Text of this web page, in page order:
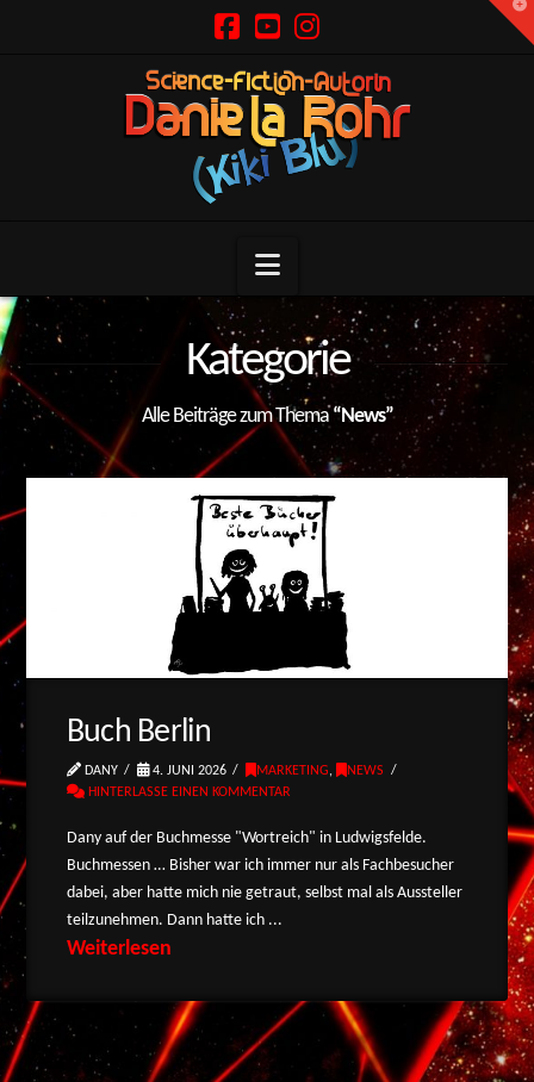
Navigation
Kategorie
Alle Beiträge zum Thema“News”
Buch Berlin
DANY 4. JUNI 2026 MARKETING,
NEWS
HINTERLASSE EINEN KOMMENTAR
Dany auf der Buchmesse "Wortreich" in Ludwigsfelde.
Buchmessen … Bisher war ich immer nur als Fachbesucher
dabei, aber hatte mich nie getraut, selbst mal als Aussteller
teilzunehmen. Dann hatte ich ...
Weiterlesen